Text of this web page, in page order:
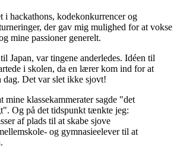
hackathons, kodekonkurrencer og
der gav mig mulighed for at vokse
mine passioner generelt.
Japan, var tingene anderledes. Idéen til
i skolen, da en lærer kom ind for at
Det var slet ikke sjovt!
mine klassekammerater sagde "det
Og på det tidspunkt tænkte jeg:
af plads til at skabe sjove
og gymnasieelever til at